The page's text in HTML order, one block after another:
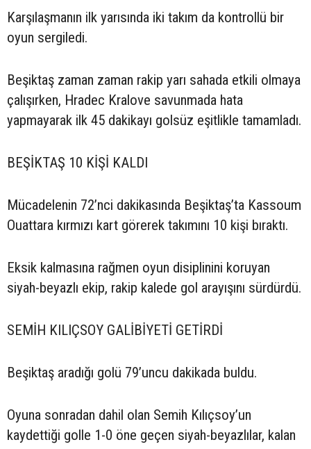
Karşılaşmanın ilk yarısında iki takım da kontrollü bir
oyun sergiledi.
Beşiktaş zaman zaman rakip yarı sahada etkili olmaya
çalışırken, Hradec Kralove savunmada hata
yapmayarak ilk 45 dakikayı golsüz eşitlikle tamamladı.
BEŞİKTAŞ 10 KİŞİ KALDI
Mücadelenin 72’nci dakikasında Beşiktaş’ta Kassoum
Ouattara kırmızı kart görerek takımını 10 kişi bıraktı.
Eksik kalmasına rağmen oyun disiplinini koruyan
siyah-beyazlı ekip, rakip kalede gol arayışını sürdürdü.
SEMİH KILIÇSOY GALİBİYETİ GETİRDİ
Beşiktaş aradığı golü 79’uncu dakikada buldu.
Oyuna sonradan dahil olan Semih Kılıçsoy’un
kaydettiği golle 1-0 öne geçen siyah-beyazlılar, kalan